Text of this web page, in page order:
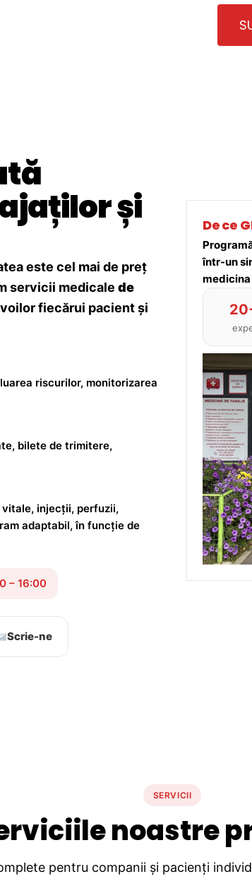
și
este cel mai de preț
servicii medicale de
fiecărui pacient și
riscurilor, monitorizarea
bilete de trimitere,
injecții, perfuzii,
adaptabil, în funcție de
– 16:00
Scrie-ne
De ce
într-un
SERVICII
noastre
pentru companii și pacienți